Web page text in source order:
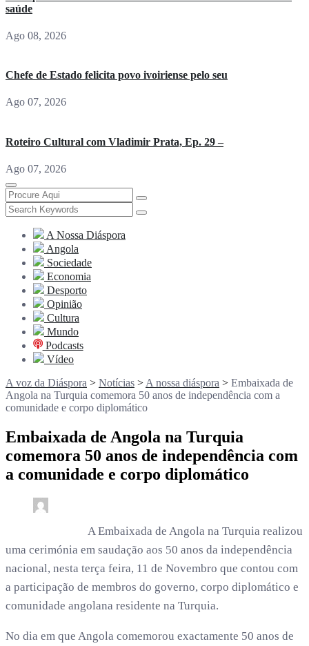
saúde
Ago 08, 2026
Chefe de Estado felicita povo ivoiriense pelo seu
Ago 07, 2026
Roteiro Cultural com Vladimir Prata, Ep. 29 –
Ago 07, 2026
A Nossa Diáspora
Angola
Sociedade
Economia
Desporto
Opinião
Cultura
Mundo
Podcasts
Vídeo
A voz da Diáspora > Notícias > A nossa diáspora > Embaixada de
Angola na Turquia comemora 50 anos de independência com a
comunidade e corpo diplomático
Embaixada de Angola na Turquia
comemora 50 anos de independência com
a comunidade e corpo diplomático
A Embaixada de Angola na Turquia realizou
uma cerimónia em saudação aos 50 anos da independência
nacional, nesta terça feira, 11 de Novembro que contou com
a participação de membros do governo, corpo diplomático e
comunidade angolana residente na Turquia.
No dia em que Angola comemorou exactamente 50 anos de